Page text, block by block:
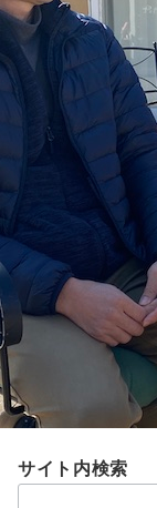
広報・PR 石
サイト内検索